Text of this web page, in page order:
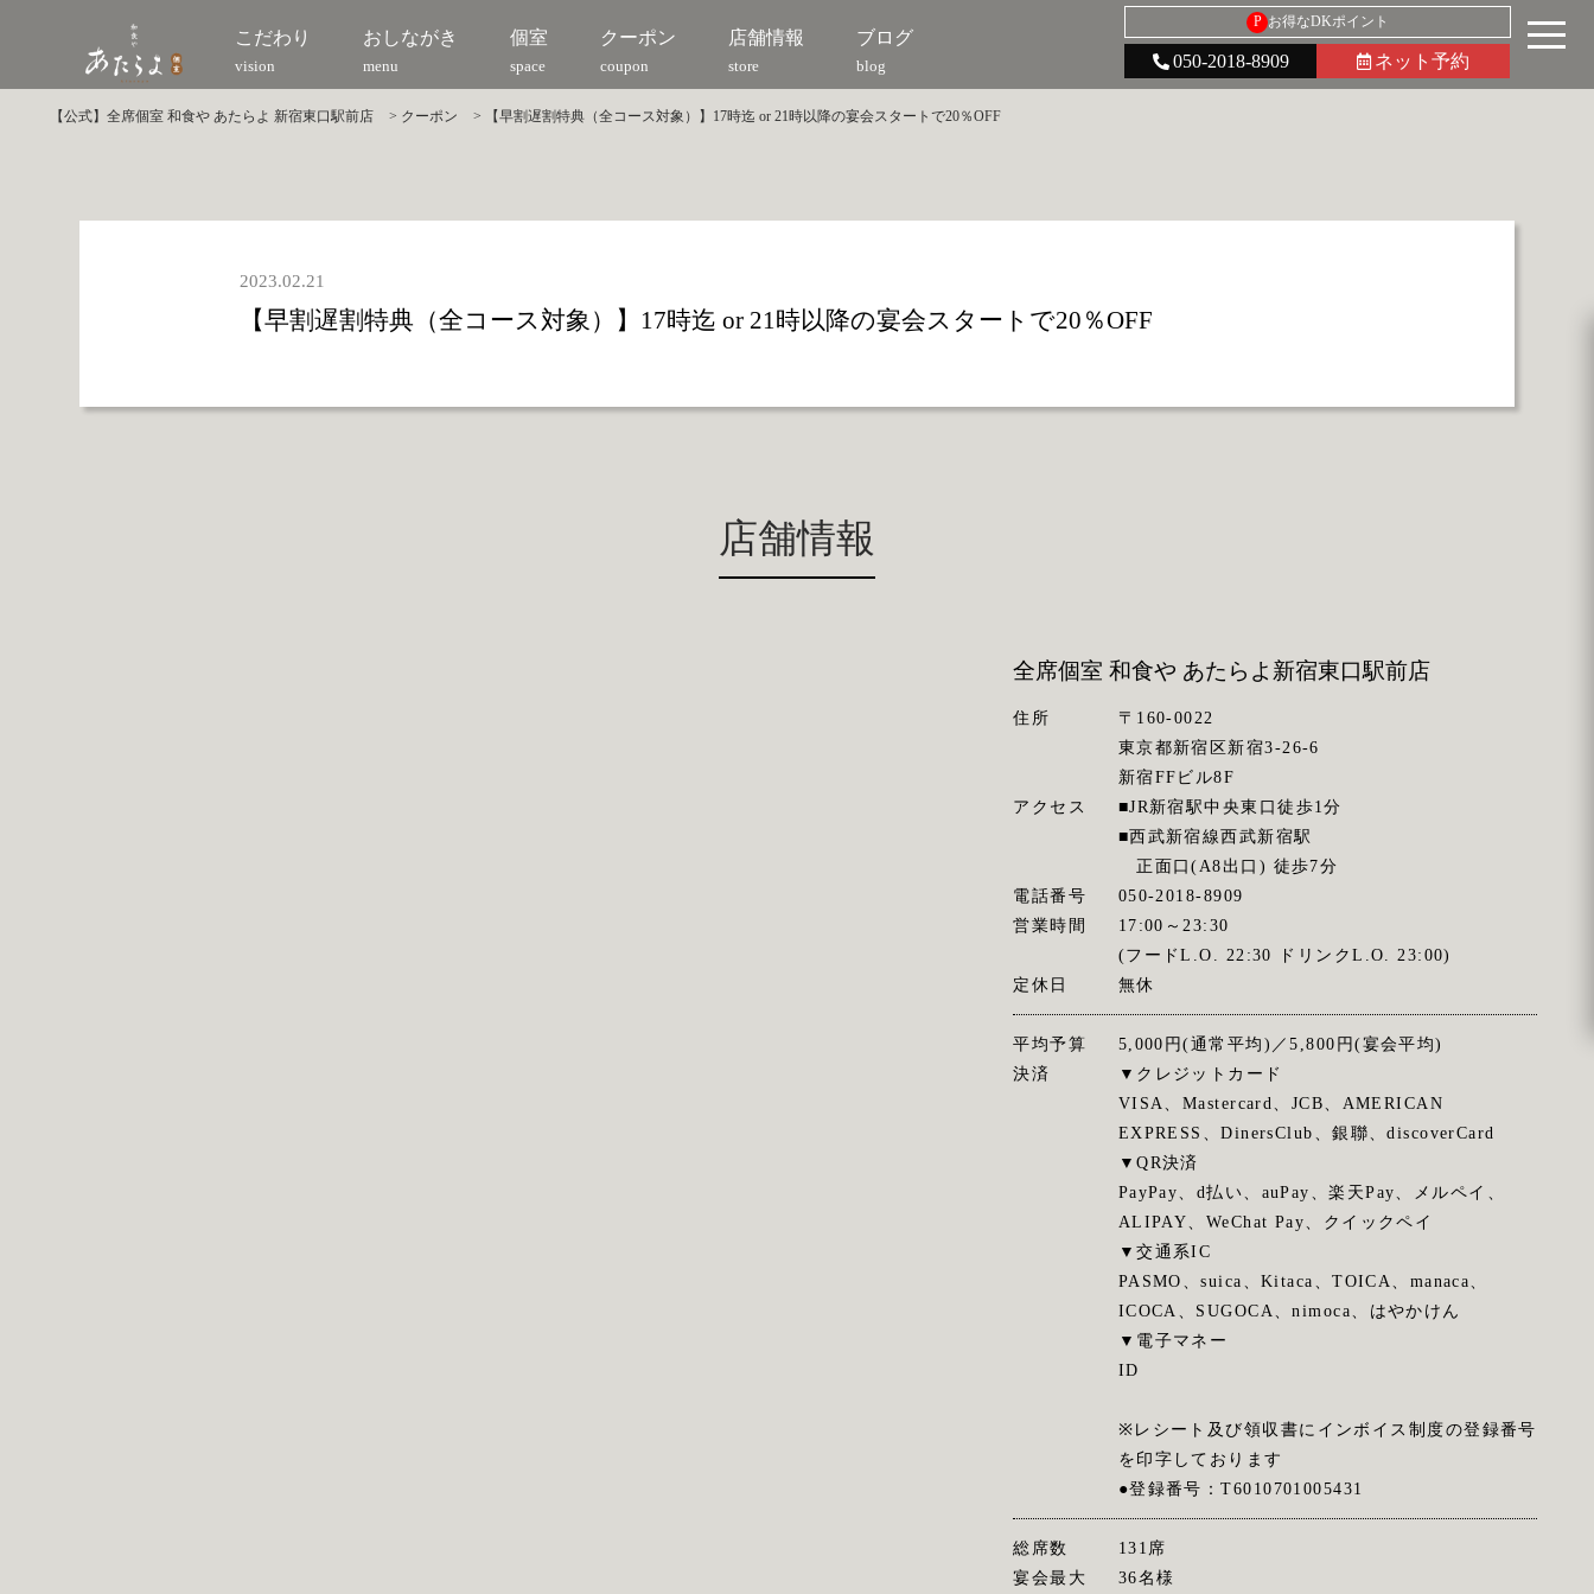
こだわり
vision
おしながき
menu
個室
space
クーポン
coupon
店舗情報
store
ブログ
blog
P お得なDKポイント
050-2018-8909 ネット予約
【公式】全席個室 和食や あたらよ 新宿東口駅前店 > クーポン > 【早割遅割特典（全コース対象）】17時迄 or 21時以降の宴会スタートで20％OFF
2023.02.21
【早割遅割特典（全コース対象）】17時迄 or 21時以降の宴会スタートで20％OFF
店舗情報
全席個室 和食や あたらよ 新宿東口駅前店
住所
〒160-0022
東京都新宿区新宿3-26-6
新宿FFビル8F
アクセス
■JR新宿駅中央東口徒歩1分
■西武新宿線西武新宿駅
正面口(A8出口) 徒歩7分
電話番号
050-2018-8909
営業時間
17:00～23:30
(フードL.O. 22:30 ドリンクL.O. 23:00)
定休日
無休
平均予算
5,000円(通常平均)／5,800円(宴会平均)
決済
▼クレジットカード
VISA、Mastercard、JCB、AMERICAN
EXPRESS、DinersClub、銀聯、discoverCard
▼QR決済
PayPay、d払い、auPay、楽天Pay、メルペイ、
ALIPAY、WeChat Pay、クイックペイ
▼交通系IC
PASMO、suica、Kitaca、TOICA、manaca、
ICOCA、SUGOCA、nimoca、はやかけん
▼電子マネー
ID
※レシート及び領収書にインボイス制度の登録番号
を印字しております
●登録番号：T6010701005431
総席数
131席
宴会最大
36名様